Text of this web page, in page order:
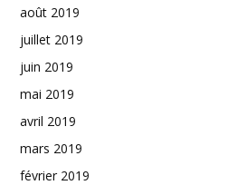
août 2019
juillet 2019
juin 2019
mai 2019
avril 2019
mars 2019
février 2019